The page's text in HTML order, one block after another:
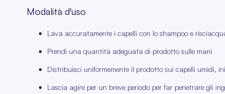
Modalità d'uso
Lava accuratamente i capelli con lo shampoo e
Prendi una quantità adeguata di prodotto sulle mani
Distribuisci uniformemente il prodotto sui capelli umidi,
Lascia agire per un breve periodo per far penetrare gli